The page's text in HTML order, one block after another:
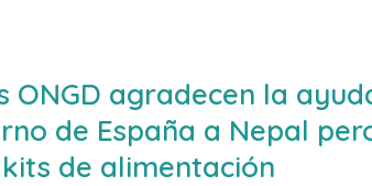
ONGD agradecen la
de España a Nepal
de alimentación